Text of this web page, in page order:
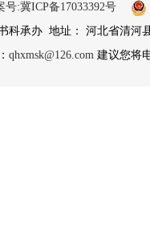
号:冀ICP备17033392号
科承办 地址： 河北省清
qhxmsk@126.com 建议您将